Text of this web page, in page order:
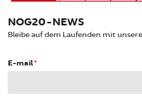
NOG20-NEWS
Bleibe auf dem Laufenden mit
E-mail*